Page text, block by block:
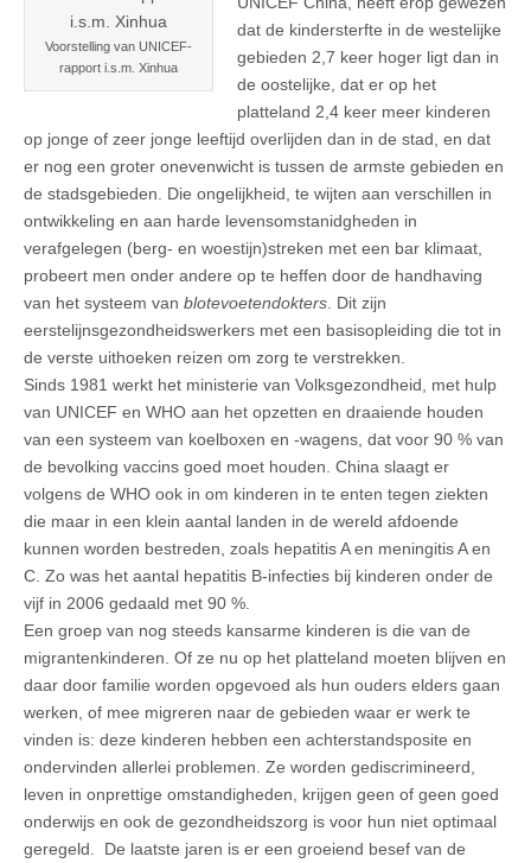
Voorstelling van UNICEF-
rapport i.s.m. Xinhua
dat de kindersterfte in de westelijke
gebieden 2,7 keer hoger ligt dan in
de oostelijke, dat er op het
platteland 2,4 keer meer kinderen
op jonge of zeer jonge leeftijd overlijden dan in de stad, en dat
er nog een groter onevenwicht is tussen de armste gebieden en
de stadsgebieden. Die ongelijkheid, te wijten aan verschillen in
ontwikkeling en aan harde levensomstanidgheden in
verafgelegen (berg- en woestijn)streken met een bar klimaat,
probeert men onder andere op te heffen door de handhaving
van het systeem van blotevoetendokters . Dit zijn
eerstelijnsgezondheidswerkers met een basisopleiding die tot in
de verste uithoeken reizen om zorg te verstrekken.
Sinds 1981 werkt het ministerie van Volksgezondheid, met hulp
van UNICEF en WHO aan het opzetten en draaiende houden
van een systeem van koelboxen en -wagens, dat voor 90 % van
de bevolking vaccins goed moet houden. China slaagt er
volgens de WHO ook in om kinderen in te enten tegen ziekten
die maar in een klein aantal landen in de wereld afdoende
kunnen worden bestreden, zoals hepatitis A en meningitis A en
C. Zo was het aantal hepatitis B-infecties bij kinderen onder de
vijf in 2006 gedaald met 90 %.
Een groep van nog steeds kansarme kinderen is die van de
migrantenkinderen. Of ze nu op het platteland moeten blijven en
daar door familie worden opgevoed als hun ouders elders gaan
werken, of mee migreren naar de gebieden waar er werk te
vinden is: deze kinderen hebben een achterstandsposite en
ondervinden allerlei problemen. Ze worden gediscrimineerd,
leven in onprettige omstandigheden, krijgen geen of geen goed
onderwijs en ook de gezondheidszorg is voor hun niet optimaal
geregeld. De laatste jaren is er een groeiend besef van de